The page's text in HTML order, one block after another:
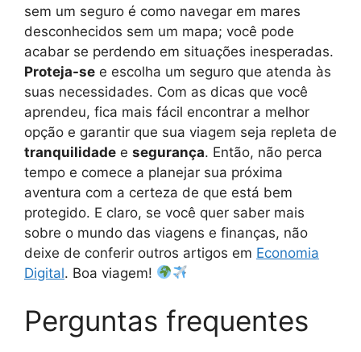
sem um seguro é como navegar em mares
desconhecidos sem um mapa; você pode
acabar se perdendo em situações inesperadas.
Proteja-se e escolha um seguro que atenda às
suas necessidades. Com as dicas que você
aprendeu, fica mais fácil encontrar a melhor
opção e garantir que sua viagem seja repleta de
tranquilidade e segurança. Então, não perca
tempo e comece a planejar sua próxima
aventura com a certeza de que está bem
protegido. E claro, se você quer saber mais
sobre o mundo das viagens e finanças, não
deixe de conferir outros artigos em Economia
Digital. Boa viagem!
Perguntas frequentes